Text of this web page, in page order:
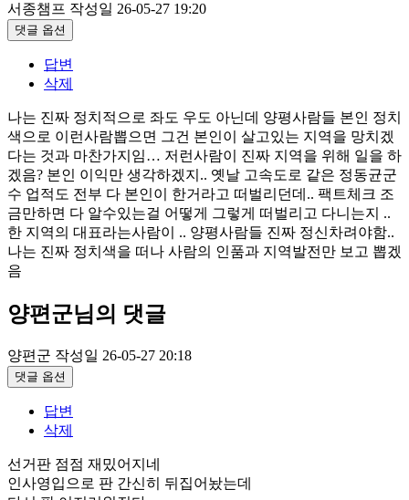
서종챔프 작성일 26-05-27 19:20
댓글 옵션
답변
삭제
나는 진짜 정치적으로 좌도 우도 아닌데 양평사람들 본인 정치
색으로 이런사람뽑으면 그건 본인이 살고있는 지역을 망치겠
다는 것과 마찬가지임… 저런사람이 진짜 지역을 위해 일을 하
겠음? 본인 이익만 생각하겠지.. 옛날 고속도로 같은 정동균군
수 업적도 전부 다 본인이 한거라고 떠벌리던데.. 팩트체크 조
금만하면 다 알수있는걸 어떻게 그렇게 떠벌리고 다니는지 ..
한 지역의 대표라는사람이 .. 양평사람들 진짜 정신차려야함..
나는 진짜 정치색을 떠나 사람의 인품과 지역발전만 보고 뽑겠
음
양편군님의 댓글
양편군 작성일 26-05-27 20:18
댓글 옵션
답변
삭제
선거판 점점 재밌어지네
인사영입으로 판 간신히 뒤집어놨는데